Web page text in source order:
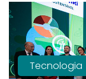
Tecnologia